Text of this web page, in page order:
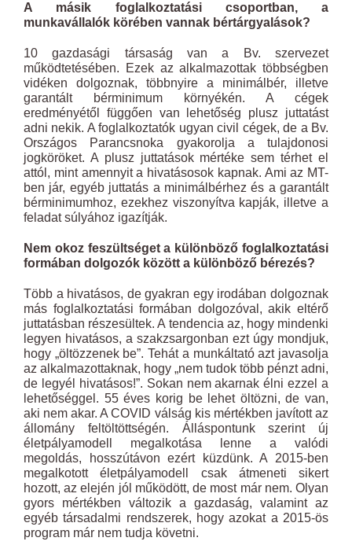
A másik foglalkoztatási csoportban, a
munkavállalók körében vannak bértárgyalások?
10 gazdasági társaság van a Bv. szervezet
működtetésében. Ezek az alkalmazottak többségben
vidéken dolgoznak, többnyire a minimálbér, illetve
garantált bérminimum környékén. A cégek
eredményétől függően van lehetőség plusz juttatást
adni nekik. A foglalkoztatók ugyan civil cégek, de a Bv.
Országos Parancsnoka gyakorolja a tulajdonosi
jogköröket. A plusz juttatások mértéke sem térhet el
attól, mint amennyit a hivatásosok kapnak. Ami az MT-
ben jár, egyéb juttatás a minimálbérhez és a garantált
bérminimumhoz, ezekhez viszonyítva kapják, illetve a
feladat súlyához igazítják.
Nem okoz feszültséget a különböző foglalkoztatási
formában dolgozók között a különböző bérezés?
Több a hivatásos, de gyakran egy irodában dolgoznak
más foglalkoztatási formában dolgozóval, akik eltérő
juttatásban részesültek. A tendencia az, hogy mindenki
legyen hivatásos, a szakzsargonban ezt úgy mondjuk,
hogy „öltözzenek be”. Tehát a munkáltató azt javasolja
az alkalmazottaknak, hogy „nem tudok több pénzt adni,
de legyél hivatásos!”. Sokan nem akarnak élni ezzel a
lehetőséggel. 55 éves korig be lehet öltözni, de van,
aki nem akar. A COVID válság kis mértékben javított az
állomány feltöltöttségén. Álláspontunk szerint új
életpályamodell megalkotása lenne a valódi
megoldás, hosszútávon ezért küzdünk. A 2015-ben
megalkotott életpályamodell csak átmeneti sikert
hozott, az elején jól működött, de most már nem. Olyan
gyors mértékben változik a gazdaság, valamint az
egyéb társadalmi rendszerek, hogy azokat a 2015-ös
program már nem tudja követni.